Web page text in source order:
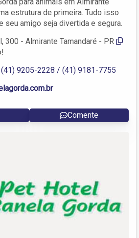
estrutura de primeira. Tudo isso
seu amigo seja divertida e segura.
300 - Almirante Tamandaré - PR
9205-2228 / (41) 9181-7755
Comente